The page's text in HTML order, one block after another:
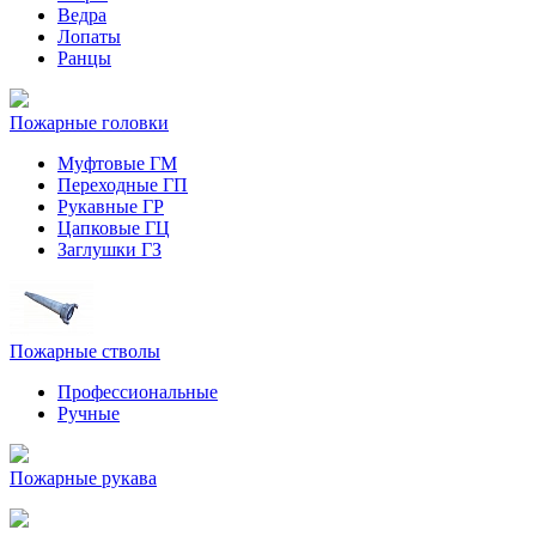
Ведра
Лопаты
Ранцы
Пожарные головки
Муфтовые ГМ
Переходные ГП
Рукавные ГР
Цапковые ГЦ
Заглушки ГЗ
Пожарные стволы
Профессиональные
Ручные
Пожарные рукава